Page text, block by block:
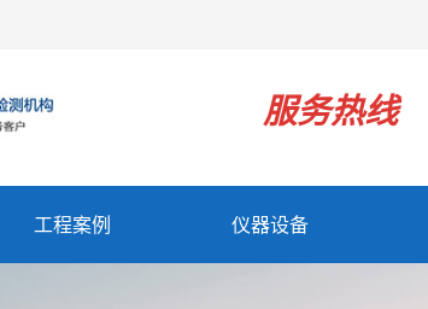
服务热线
工程案例 仪器设备